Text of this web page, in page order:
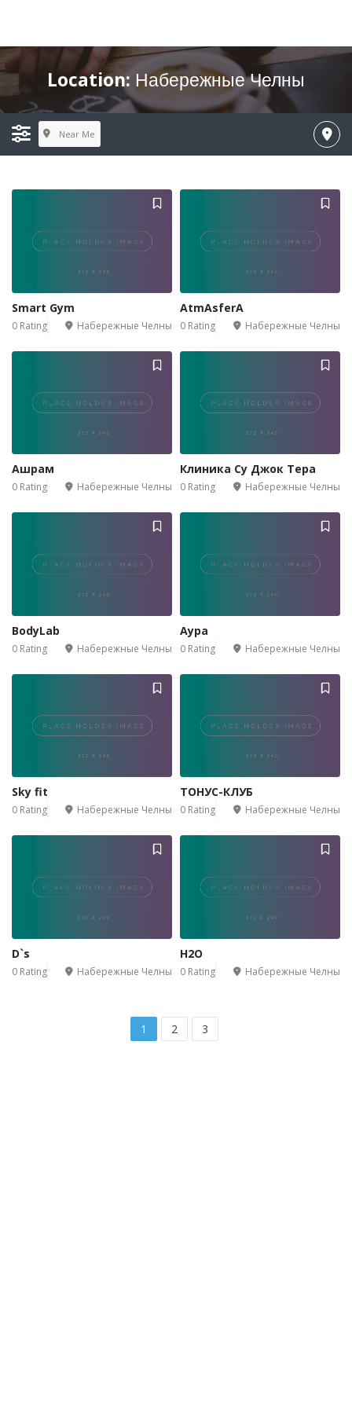
Location: Набережные Челны
Near Me
Smart Gym
0 Rating Набережные Челны
AtmAsferA
0 Rating Набережные Челны
Ашрам
0 Rating Набережные Челны
Клиника Су Джок Тера
0 Rating Набережные Челны
BodyLab
0 Rating Набережные Челны
Аура
0 Rating Набережные Челны
Sky fit
0 Rating Набережные Челны
ТОНУС-КЛУБ
0 Rating Набережные Челны
D`s
0 Rating Набережные Челны
H2O
0 Rating Набережные Челны
1 2 3